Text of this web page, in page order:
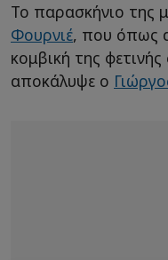
Το παρασκήνιο της
Φουρνιέ, που όπως
κομβική της
αποκάλυψε ο